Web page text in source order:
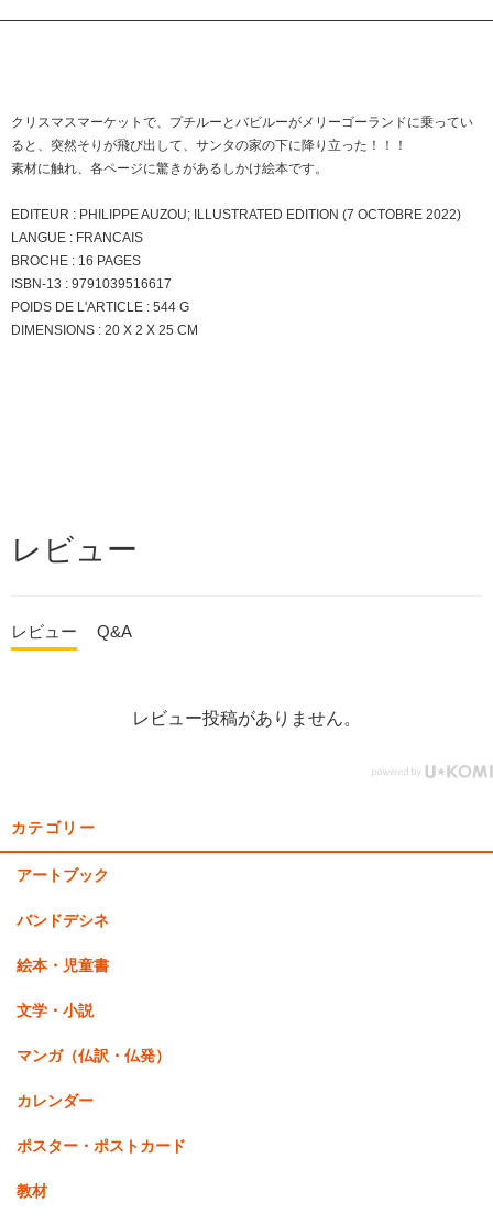
クリスマスマーケットで、プチルーとバビルーがメリーゴーランドに乗ってい
ると、突然そりが飛び出して、サンタの家の下に降り立った！！！
素材に触れ、各ページに驚きがあるしかけ絵本です。
EDITEUR : PHILIPPE AUZOU; ILLUSTRATED EDITION (7 OCTOBRE 2022)
LANGUE : FRANCAIS
BROCHE : 16 PAGES
ISBN-13 : 9791039516617
POIDS DE L'ARTICLE : 544 G
DIMENSIONS : 20 X 2 X 25 CM
レビュー
レビュー Q&A
レビュー投稿がありません。
カテゴリー
アートブック
バンドデシネ
絵本・児童書
文学・小説
マンガ（仏訳・仏発）
カレンダー
ポスター・ポストカード
教材